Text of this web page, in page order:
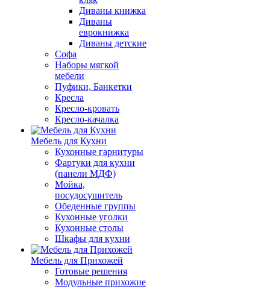
Диваны книжка
Диваны
еврокнижка
Диваны детские
Софа
Наборы мягкой
мебели
Пуфики, Банкетки
Кресла
Кресло-кровать
Кресло-качалка
Мебель для Кухни
Кухонные гарнитуры
Фартуки для кухни
(панели МДФ)
Мойка,
посудосушитель
Обеденные группы
Кухонные уголки
Кухонные столы
Шкафы для кухни
Мебель для Прихожей
Готовые решения
Модульные прихожие